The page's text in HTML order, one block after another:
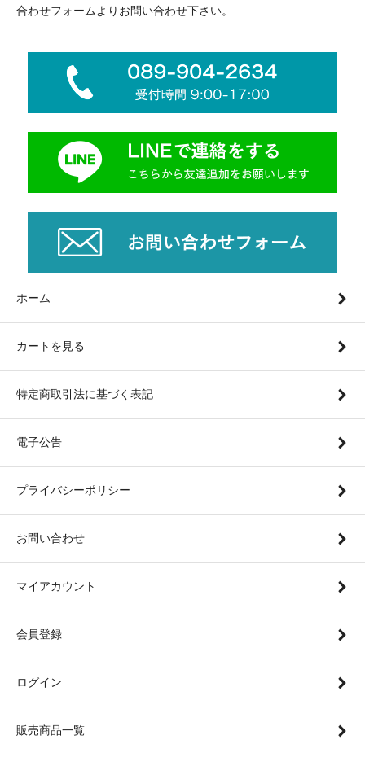
合わせフォームよりお問い合わせ下さい。
ホーム
カートを見る
特定商取引法に基づく表記
電子公告
プライバシーポリシー
お問い合わせ
マイアカウント
会員登録
ログイン
販売商品一覧